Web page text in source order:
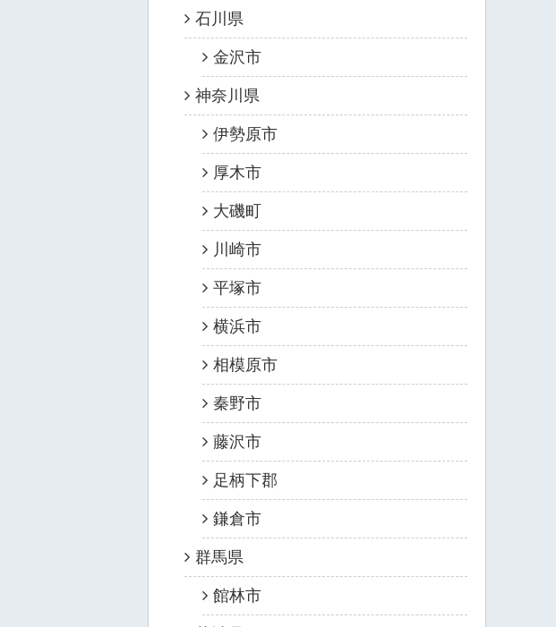
石川県
金沢市
神奈川県
伊勢原市
厚木市
大磯町
川崎市
平塚市
横浜市
相模原市
秦野市
藤沢市
足柄下郡
鎌倉市
群馬県
館林市